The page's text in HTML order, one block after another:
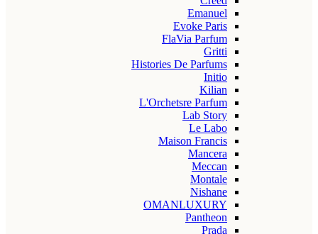
Emanuel
Evoke Paris
FlaVia Parfum
Gritti
Histories De Parfums
Initio
Kilian
L'Orchetsre Parfum
Lab Story
Le Labo
Maison Francis
Mancera
Meccan
Montale
Nishane
OMANLUXURY
Pantheon
Prada